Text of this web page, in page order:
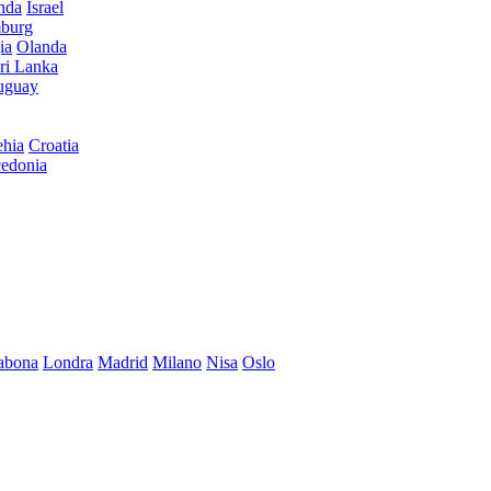
Israel
Olanda
Lanka
Croatia
Londra Madrid Milano Nisa Oslo